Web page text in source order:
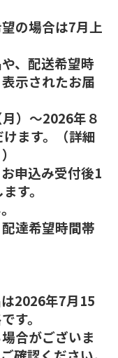
の場合は7月上
、配送希望時
示されたお届
）～2026年８
ます。（詳細
申込み受付後1
す。
達希望時間帯
2026年7月15
す。
合がございま